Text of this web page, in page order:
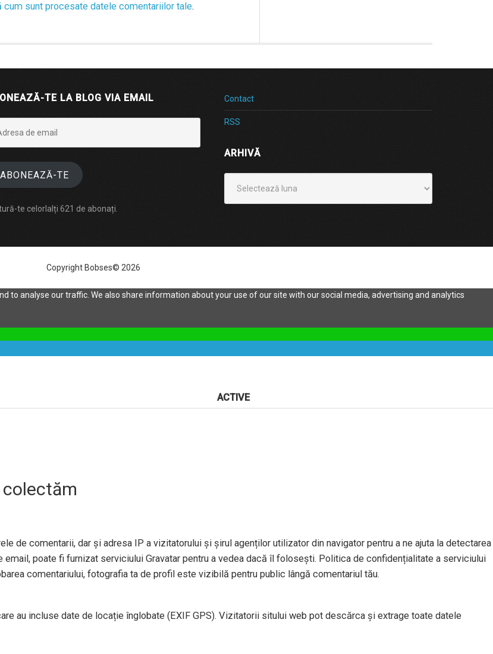
cum sunt procesate datele comentariilor tale.
TE LA BLOG VIA EMAIL
ABONEAZĂ-TE
te celorlalți 621 de abonați.
Contact
RSS
ARHIVĂ
Copyright Bobses© 2026
to analyse our traffic. We also share information about your use of our site with our social media, advertising and analytics
ACTIVE
de comentarii, dar și adresa IP a vizitatorului și șirul agenților utilizator din navigator pentru a ne ajuta la detectarea
poate fi furnizat serviciului Gravatar pentru a vedea dacă îl folosești. Politica de confidențialitate a serviciului
comentariului, fotografia ta de profil este vizibilă pentru public lângă comentariul tău.
au incluse date de locație înglobate (EXIF GPS). Vizitatorii sitului web pot descărca și extrage toate datele